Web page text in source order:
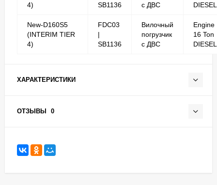
4)
SB1136
с ДВС
DIESEL
New-D160S5
(INTERIM TIER
4)
FDC03
|
SB1136
Вилочный
погрузчик
с ДВС
Engine
16 Ton
DIESEL
ХАРАКТЕРИСТИКИ
ОТЗЫВЫ 0